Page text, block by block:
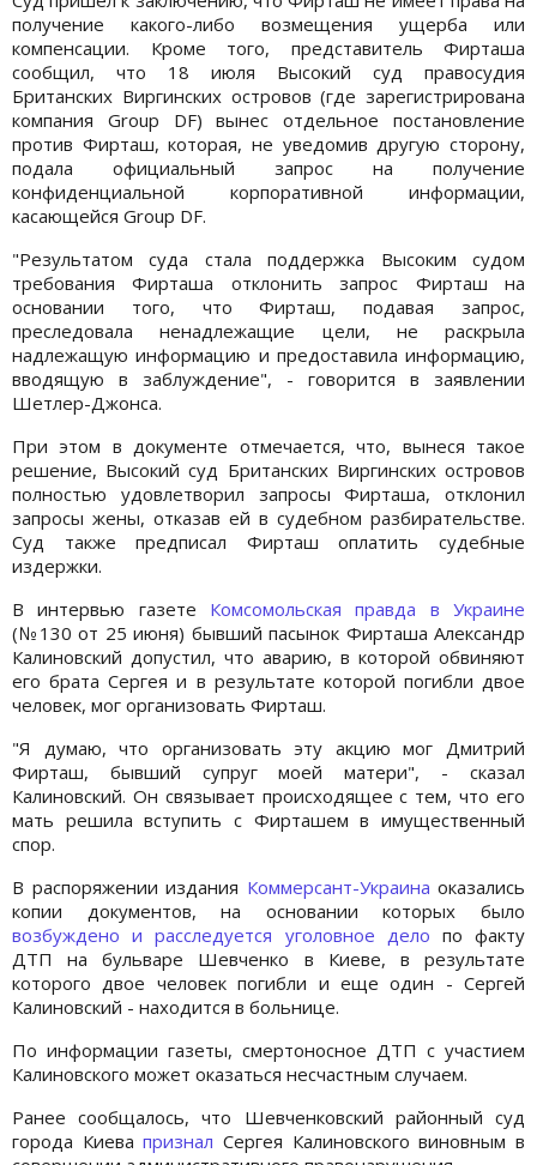
получение какого-либо возмещения ущерба или
компенсации. Кроме того, представитель Фирташа
сообщил, что 18 июля Высокий суд правосудия
Британских Виргинских островов (где зарегистрирована
компания Group DF) вынес отдельное постановление
против Фирташ, которая, не уведомив другую сторону,
подала официальный запрос на получение
конфиденциальной корпоративной информации,
касающейся Group DF.
"Результатом суда стала поддержка Высоким судом
требования Фирташа отклонить запрос Фирташ на
основании того, что Фирташ, подавая запрос,
преследовала ненадлежащие цели, не раскрыла
надлежащую информацию и предоставила информацию,
вводящую в заблуждение", - говорится в заявлении
Шетлер-Джонса.
При этом в документе отмечается, что, вынеся такое
решение, Высокий суд Британских Виргинских островов
полностью удовлетворил запросы Фирташа, отклонил
запросы жены, отказав ей в судебном разбирательстве.
Суд также предписал Фирташ оплатить судебные
издержки.
В интервью газете Комсомольская правда в Украине
(№130 от 25 июня) бывший пасынок Фирташа Александр
Калиновский допустил, что аварию, в которой обвиняют
его брата Сергея и в результате которой погибли двое
человек, мог организовать Фирташ.
"Я думаю, что организовать эту акцию мог Дмитрий
Фирташ, бывший супруг моей матери", - сказал
Калиновский. Он связывает происходящее с тем, что его
мать решила вступить с Фирташем в имущественный
спор.
В распоряжении издания Коммерсант-Украина оказались
копии документов, на основании которых было
возбуждено и расследуется уголовное дело по факту
ДТП на бульваре Шевченко в Киеве, в результате
которого двое человек погибли и еще один - Сергей
Калиновский - находится в больнице.
По информации газеты, смертоносное ДТП с участием
Калиновского может оказаться несчастным случаем.
Ранее сообщалось, что Шевченковский районный суд
города Киевапризнал Сергея Калиновского виновным в